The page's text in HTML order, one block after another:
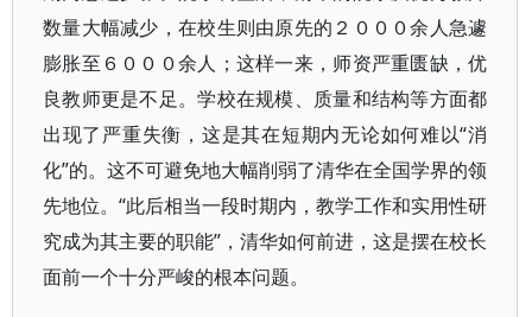
数量大幅减少，在校生则由原先的２０００余人急遽
膨胀至６０００余人；这样一来，师资严重匮缺，优
良教师更是不足。学校在规模、质量和结构等方面都
出现了严重失衡，这是其在短期内无论如何难以“消
化”的。这不可避免地大幅削弱了清华在全国学界的领
先地位。“此后相当一段时期内，教学工作和实用性研
究成为其主要的职能”，清华如何前进，这是摆在校长
面前一个十分严峻的根本问题。